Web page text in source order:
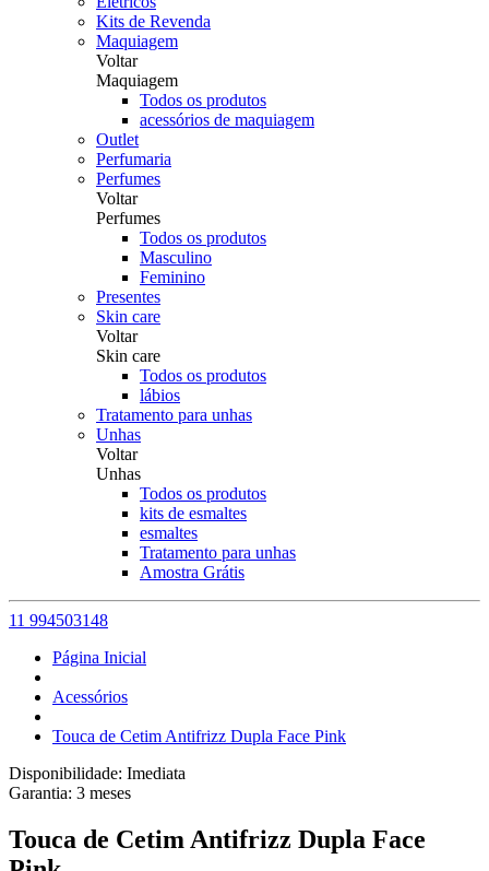
Kits de Revenda
Maquiagem
Voltar
Maquiagem
Todos os produtos
acessórios de maquiagem
Outlet
Perfumaria
Perfumes
Voltar
Perfumes
Todos os produtos
Masculino
Feminino
Presentes
Skin care
Voltar
Skin care
Todos os produtos
lábios
Tratamento para unhas
Unhas
Voltar
Unhas
Todos os produtos
kits de esmaltes
esmaltes
Tratamento para unhas
Amostra Grátis
11 994503148
Página Inicial
Acessórios
Touca de Cetim Antifrizz Dupla Face Pink
Disponibilidade: Imediata
Garantia: 3 meses
Touca de Cetim Antifrizz Dupla Face